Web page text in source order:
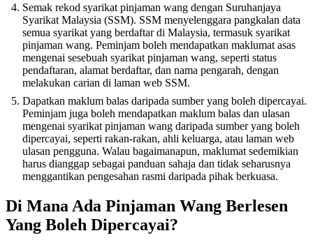
Semak rekod syarikat pinjaman wang dengan Suruhanjaya
Syarikat Malaysia (SSM). SSM menyelenggara pangkalan data
semua syarikat yang berdaftar di Malaysia, termasuk syarikat
pinjaman wang. Peminjam boleh mendapatkan maklumat asas
mengenai sesebuah syarikat pinjaman wang, seperti status
pendaftaran, alamat berdaftar, dan nama pengarah, dengan
melakukan carian di laman web SSM.
Dapatkan maklum balas daripada sumber yang boleh dipercayai.
Peminjam juga boleh mendapatkan maklum balas dan ulasan
mengenai syarikat pinjaman wang daripada sumber yang boleh
dipercayai, seperti rakan-rakan, ahli keluarga, atau laman web
ulasan pengguna. Walau bagaimanapun, maklumat sedemikian
harus dianggap sebagai panduan sahaja dan tidak seharusnya
menggantikan pengesahan rasmi daripada pihak berkuasa.
Di Mana Ada Pinjaman Wang Berlesen
Yang Boleh Dipercayai?